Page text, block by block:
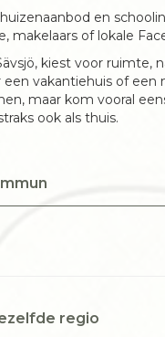
en
makelaars of lokale
kiest voor ruimte,
een vakantiehuis of een
maar kom vooral
ook als thuis.
regio